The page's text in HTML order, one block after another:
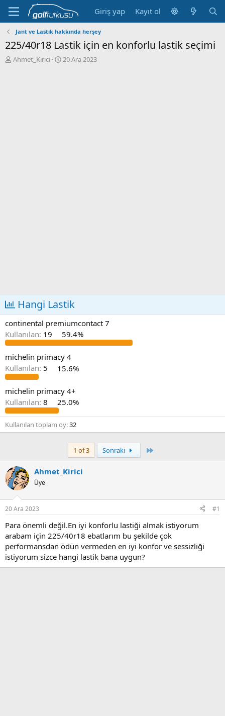
Giriş yap Kayıt ol
Jant ve Lastik hakkında herşey
225/40r18 Lastik için en konforlu lastik seçimi
K
Ahmet_Kirici
B
20 Ara 2023
Hangi Lastik
continental premiumcontact 7
Kullanılan: 19 59.4%
michelin primacy 4
Kullanılan: 5 15.6%
michelin primacy 4+
Kullanılan: 8 25.0%
Kullanılan toplam oy 32
1 of 3 Sonraki
Ahmet_Kirici
Üye
20 Ara 2023 #1
Para önemli değil.En iyi konforlu lastiği almak istiyorum
arabam için 225/40r18 ebatlarım bu şekilde çok
performansdan ödün vermeden en iyi konfor ve sessizliği
istiyorum sizce hangi lastik bana uygun?